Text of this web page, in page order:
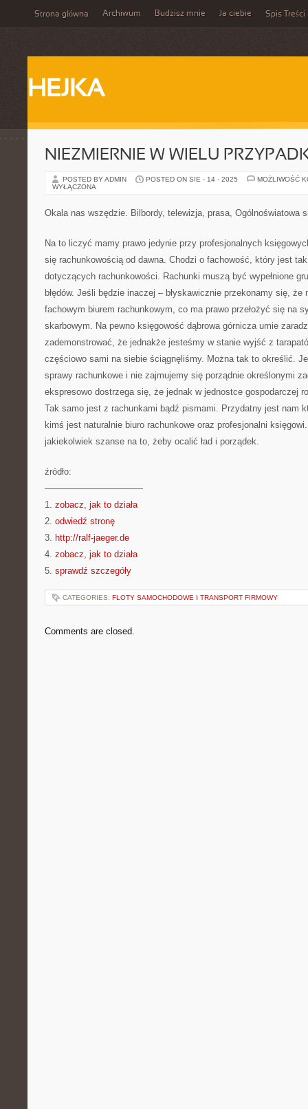
Strona główna Archiwum Budzisz mnie Ja ciebie Spis Treści
HEJKA
NIEZMIERNIE W WIELU
POSTED BY ADMIN POSTED ON SIE - 14 - 2025
MOŻLIWOŚĆ
WYŁĄCZONA
Okala nas wszędzie. Bilbordy, telewizja, prasa, Ogólnoświatowa
Na to liczyć mamy prawo jedynie przy profesjonalnych
się rachunkowością od dawna. Chodzi o fachowość, który jest
dotyczących rachunkowości. Rachunki muszą być wypełnione
błędów. Jeśli będzie inaczej – błyskawicznie przekonamy się,
fachowym biurem rachunkowym, co ma prawo przełożyć się na
skarbowym. Na pewno księgowość dąbrowa górnicza umie
zademonstrować, że jednakże jesteśmy w stanie wyjść z
częściowo sami na siebie ściągnęliśmy. Można tak to określić.
sprawy rachunkowe i nie zajmujemy się porządnie określonymi
ekspresowo dostrzega się, że jednak w jednostce gospodarczej
Tak samo jest z rachunkami bądź pismami. Przydatny jest nam
kimś jest naturalnie biuro rachunkowe oraz profesjonalni
jakiekolwiek szanse na to, żeby ocalić ład i porządek.
źródło:
———————————
1. zobacz, jak to działa
2. odwiedź stronę
3. http://ralf-jaeger.de
4. zobacz, jak to działa
5. sprawdź szczegóły
CATEGORIES: FLOTY SAMOCHODOWE I TRANSPORT FIRMOWY
Comments are closed.